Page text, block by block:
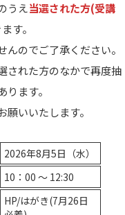
うえ当選された方(受講
す。
のでご了承ください。
された方のなかで再度抽
ます。
願いいたします。
2026年8月5日（水）
10：00 ～ 12:30
HP/はがき(7月26日